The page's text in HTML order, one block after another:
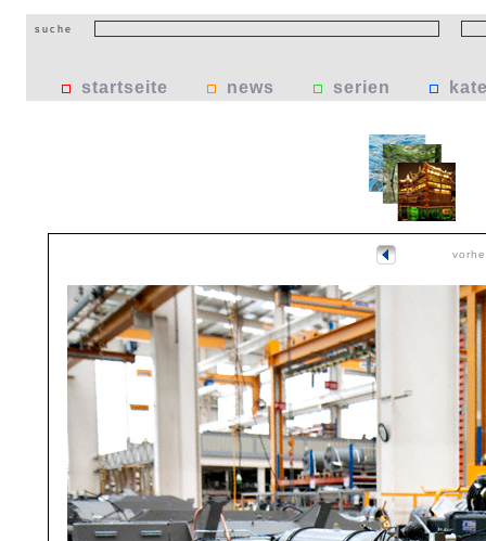
suche
startseite news serien